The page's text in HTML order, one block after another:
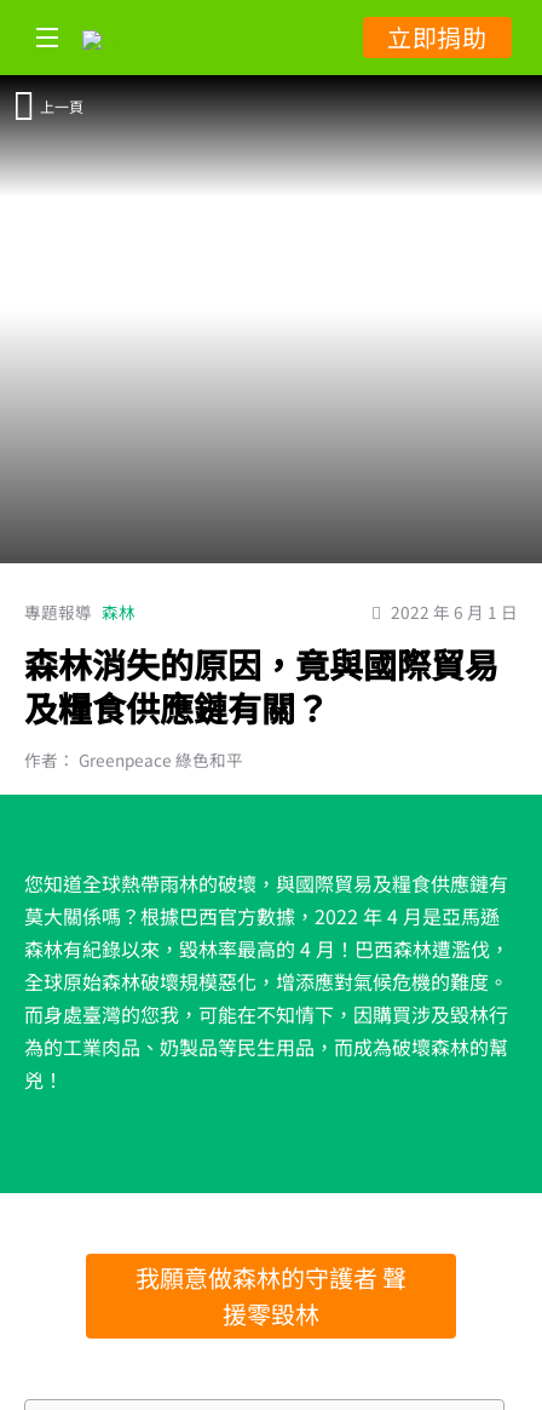
立即捐助
上一頁
專題報導 森林 2022 年 6 月 1 日
森林消失的原因，竟與國際貿易
及糧食供應鏈有關？
作者： Greenpeace 綠色和平
您知道全球熱帶雨林的破壞，與國際貿易及糧食供應鏈有
莫大關係嗎？根據巴西官方數據，2022 年 4 月是亞馬遜
森林有紀錄以來，毀林率最高的 4 月！巴西森林遭濫伐，
全球原始森林破壞規模惡化，增添應對氣候危機的難度。
而身處臺灣的您我，可能在不知情下，因購買涉及毀林行
為的工業肉品、奶製品等民生用品，而成為破壞森林的幫
兇！
我願意做森林的守護者 聲
援零毀林